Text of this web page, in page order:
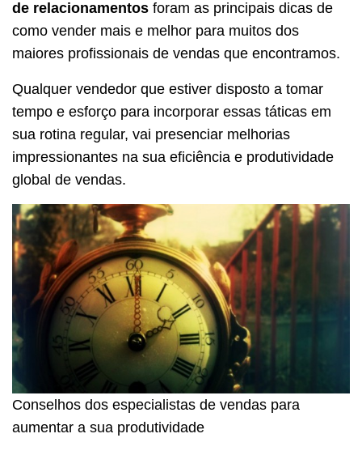
de relacionamentos foram as principais dicas de
como vender mais e melhor para muitos dos
maiores profissionais de vendas que encontramos.
Qualquer vendedor que estiver disposto a tomar
tempo e esforço para incorporar essas táticas em
sua rotina regular, vai presenciar melhorias
impressionantes na sua eficiência e produtividade
global de vendas.
Conselhos dos especialistas de vendas para
aumentar a sua produtividade